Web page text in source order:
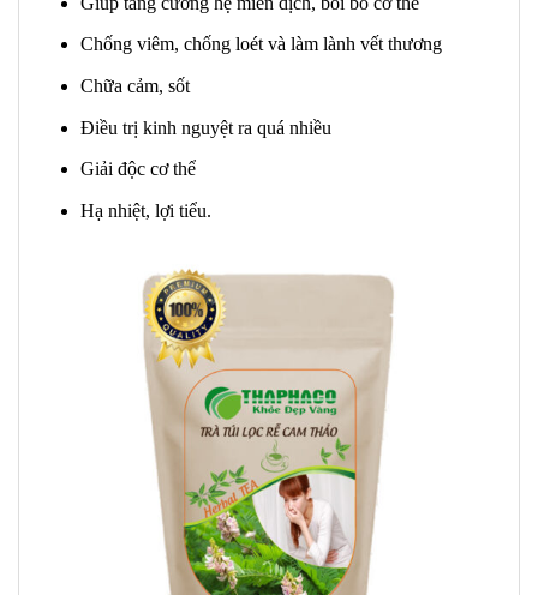
Chống viêm, chống loét và làm lành vết thương
Chữa cảm, sốt
Điều trị kinh nguyệt ra quá nhiều
Giải độc cơ thể
Hạ nhiệt, lợi tiểu.